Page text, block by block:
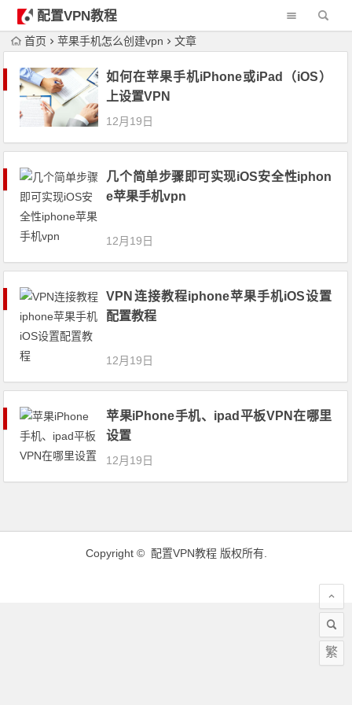
配置VPN教程
首页 苹果手机怎么创建vpn 文章
如何在苹果手机iPhone或iPad（iOS）
上设置VPN
12月19日
几个简单步骤即可实现iOS安全性iphon
e苹果手机vpn
12月19日
VPN连接教程iphone苹果手机iOS设置
配置教程
12月19日
苹果iPhone手机、ipad平板VPN在哪里
设置
12月19日
Copyright © 配置VPN教程版权所有.
繁